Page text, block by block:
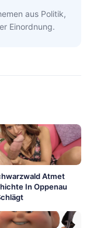
aus Politik,
Einordnung.
Atmet
In Oppenau